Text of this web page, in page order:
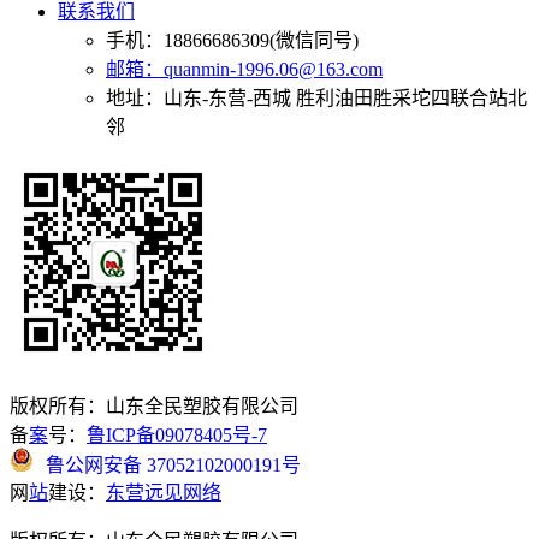
联系我们
手机：18866686309(微信同号)
邮箱：quanmin-1996.06@163.com
地址：山东-东营-西城 胜利油田胜采坨四联合站北
邻
版权所有：山东全民塑胶有限公司
备案号： 鲁ICP备09078405号-7
鲁公网安备 37052102000191号
网 站建设： 东营远见网络